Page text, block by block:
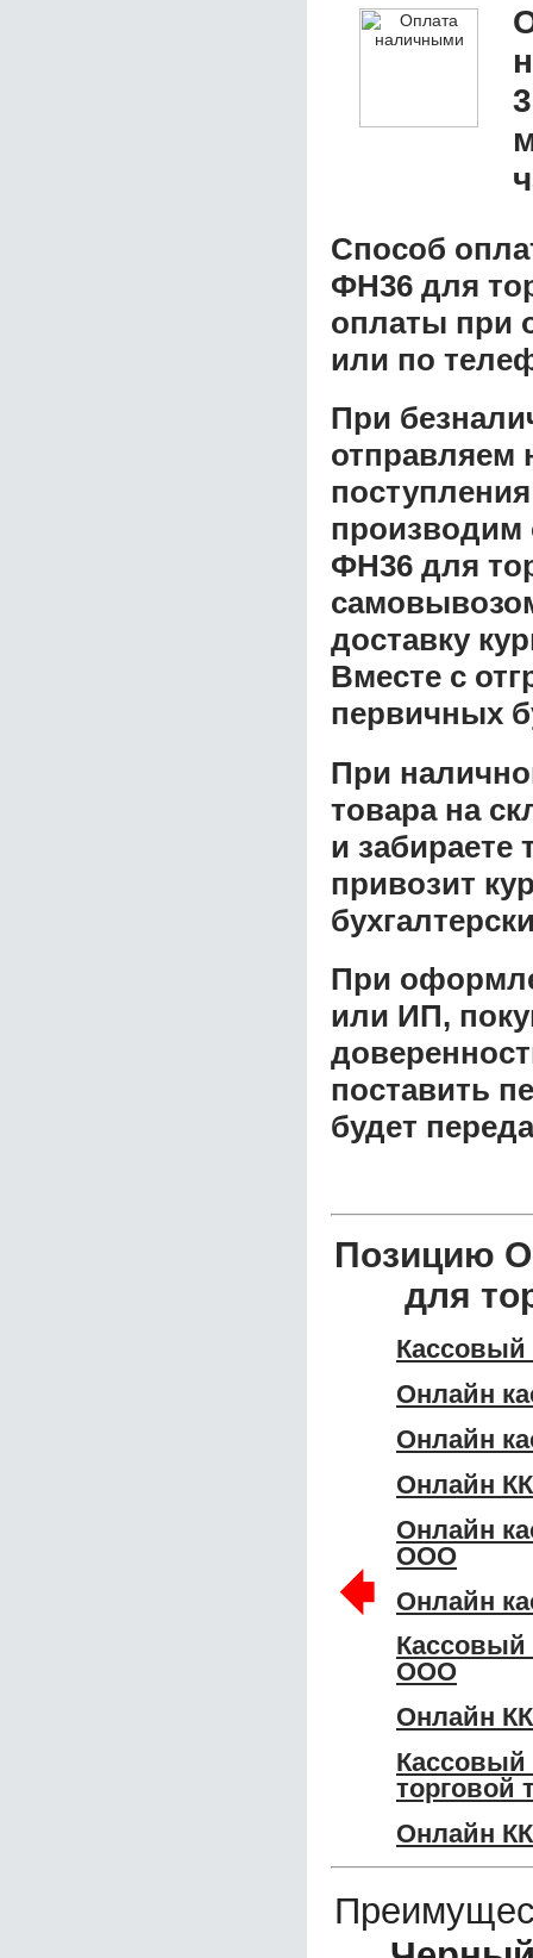
Способ
ФН36 для
оплаты при
или по
При
отправляем
производим
ФН36 для
доставку
Вместе с
первичных
При
товара на
и забираете
привозит
При
или ИП,
поставить
будет
Позицию
для
Онлайн
Онлайн
Онлайн
Онлайн
ООО
Онлайн
ООО
Онлайн
торговой
Онлайн
🠸